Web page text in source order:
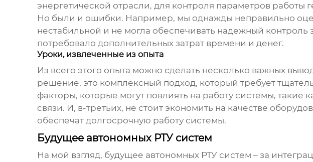
энергетической отрасли, для контроля параметров
Но были и ошибки. Например, мы однажды неправильно
нестабильной и не могла обеспечивать надежный
потребовало дополнительных затрат времени и денег.
Уроки, извлеченные из опыта
Из всего этого опыта можно сделать несколько важных
решение, это комплексный подход, который требует
факторы, которые могут повлиять на работу системы,
связи. И, в-третьих, не стоит экономить на качестве
обеспечат долгосрочную работу системы.
Будущее автономных РТУ систем
На мой взгляд, будущее автономных РТУ систем – за